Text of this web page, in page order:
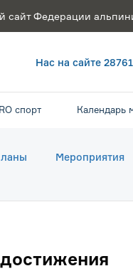
сайт Федерации
Нас на сайте 28761
спорт Календарь
Мероприятия